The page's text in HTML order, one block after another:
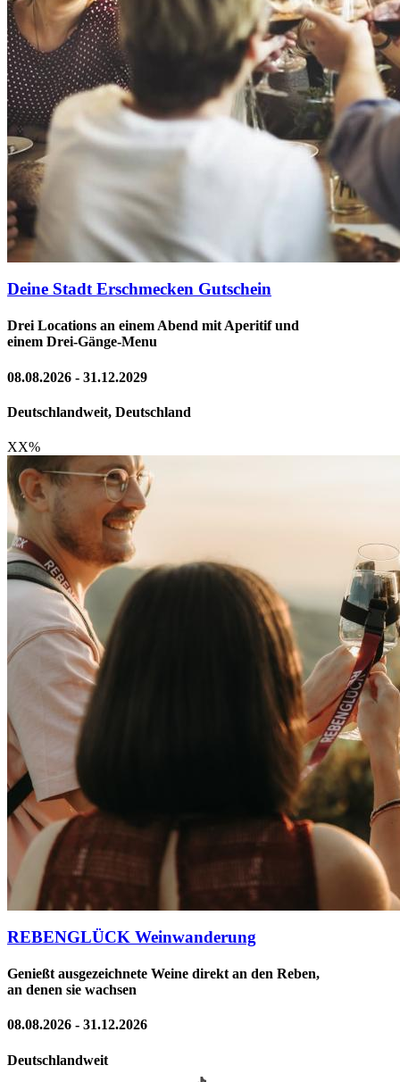
Deine Stadt Erschmecken Gutschein
Drei Locations an einem Abend mit Aperitif und
einem Drei-Gänge-Menu
08.08.2026 - 31.12.2029
Deutschlandweit, Deutschland
XX%
REBENGLÜCK Weinwanderung
Genießt ausgezeichnete Weine direkt an den Reben,
an denen sie wachsen
08.08.2026 - 31.12.2026
Deutschlandweit